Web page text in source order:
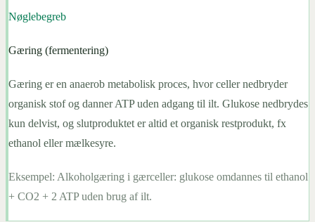
Nøglebegreb
Gæring (fermentering)
Gæring er en anaerob metabolisk proces, hvor celler nedbryder
organisk stof og danner ATP uden adgang til ilt. Glukose nedbrydes
kun delvist, og slutproduktet er altid et organisk restprodukt, fx
ethanol eller mælkesyre.
Eksempel: Alkoholgæring i gærceller: glukose omdannes til ethanol
+ CO2 + 2 ATP uden brug af ilt.